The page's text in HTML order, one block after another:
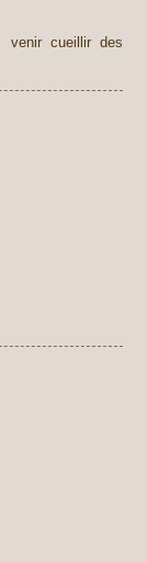
venir cueillir des